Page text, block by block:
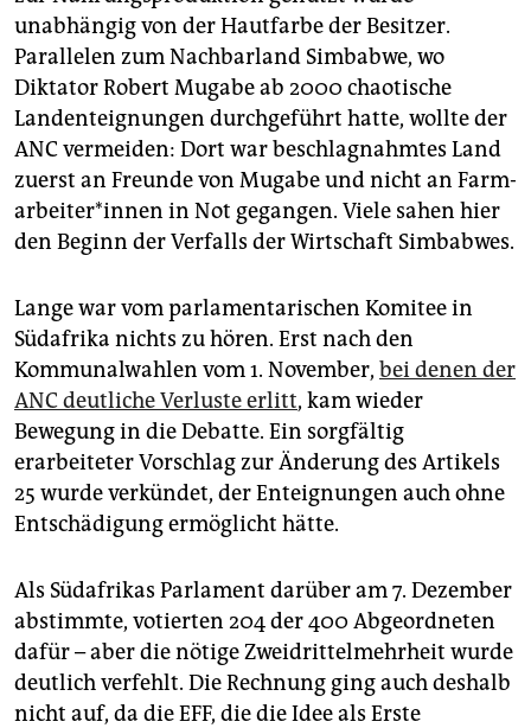
unabhängig von der Hautfarbe der Besitzer.
Parallelen zum Nachbarland Simbabwe, wo
Diktator Robert Mugabe ab 2000 chaotische
Landenteignungen durchgeführt hatte, wollte der
ANC vermeiden: Dort war beschlagnahmtes Land
zuerst an Freunde von Mugabe und nicht an Farm­
ar­bei­te­r*in­nen in Not gegangen. Viele sahen hier
den Beginn der Verfalls der Wirtschaft Simbabwes.
Lange war vom parlamentarischen Komitee in
Südafrika nichts zu hören. Erst nach den
Kommunalwahlen vom 1. November, bei denen der
ANC deutliche Verluste erlitt, kam wieder
Bewegung in die Debatte. Ein sorgfältig
erarbeiteter Vorschlag zur Änderung des Artikels
25 wurde verkündet, der Enteignungen auch ohne
Entschädigung ermöglicht hätte.
Als Südafrikas Parlament darüber am 7. Dezember
abstimmte, votierten 204 der 400 Abgeordneten
dafür – aber die nötige Zweidrittelmehrheit wurde
deutlich verfehlt. Die Rechnung ging auch deshalb
nicht auf, da die EFF, die die Idee als Erste